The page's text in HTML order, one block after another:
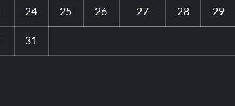
24 25 26 27 28 29
31